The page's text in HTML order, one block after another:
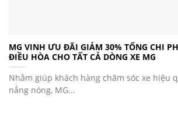
MG VINH ƯU ĐÃI GIẢM 30% TỔNG CHI
ĐIỀU HÒA CHO TẤT CẢ DÒNG XE MG
Nhằm giúp khách hàng chăm sóc xe hiệu
nắng nóng, MG...